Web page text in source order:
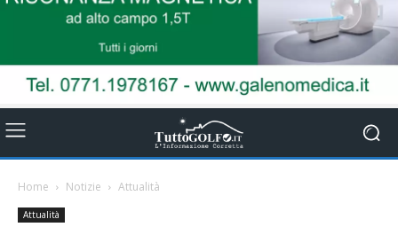
Home Notizie Attualità
Attualità